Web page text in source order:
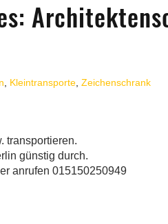
Kleintransporte Zeichenschrank
transportieren.
günstig durch.
anrufen 015150250949